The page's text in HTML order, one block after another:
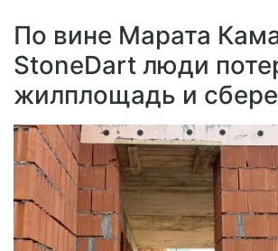
По вине Марата
StoneDart люди
жилплощадь и